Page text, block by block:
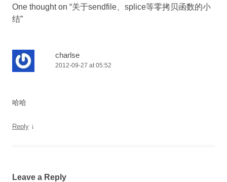
One thought on “关于sendfile、splice等零拷贝函数的小
结”
charlse
2012-09-27 at 05:52
哈哈
Reply ↓
Leave a Reply